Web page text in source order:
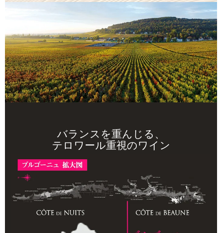
バランスを重んじる、
テロワール重視のワイン